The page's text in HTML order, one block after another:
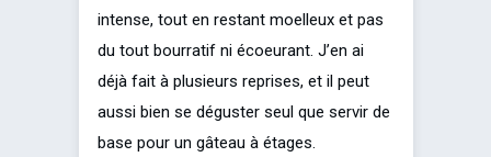
intense, tout en restant moelleux et pas
du tout bourratif ni écoeurant. J’en ai
déjà fait à plusieurs reprises, et il peut
aussi bien se déguster seul que servir de
base pour un gâteau à étages.